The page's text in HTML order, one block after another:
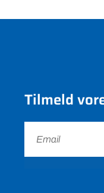
Tilmeld